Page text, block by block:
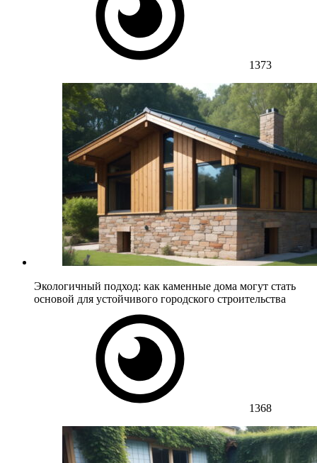
1373
Экологичный подход: как каменные дома могут стать
основой для устойчивого городского строительства
1368